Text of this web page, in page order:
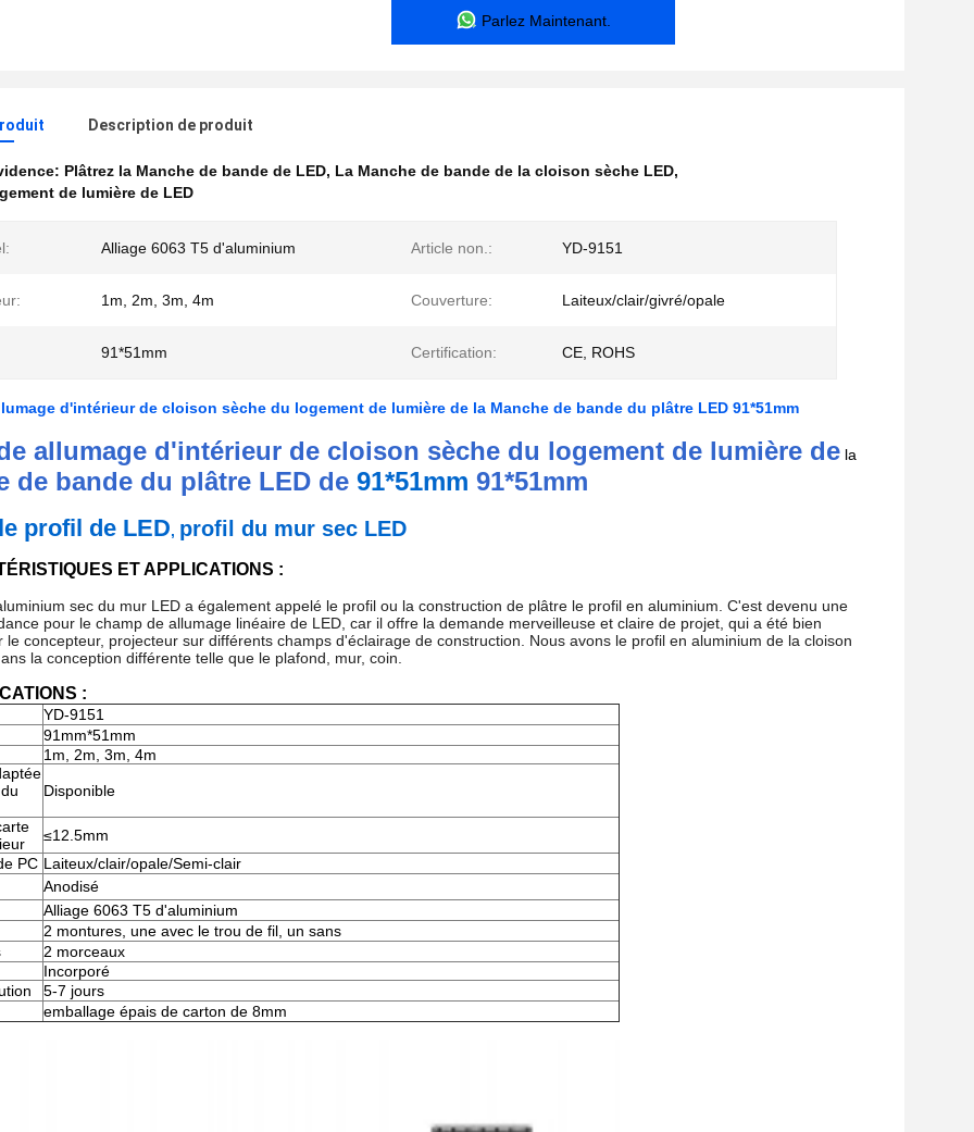
Parlez Maintenant.
Description de produit
Plâtrez la Manche de bande de LED, La Manche de bande de la cloison sèche LED,
de lumière de LED
Alliage 6063 T5 d'aluminium Article non.: YD-9151
1m, 2m, 3m, 4m Couverture: Laiteux/clair/givré/opale
91*51mm Certification: CE, ROHS
d'intérieur de cloison sèche du logement de lumière de la Manche de bande du plâtre LED 91*51mm
allumage d'intérieur de cloison sèche du logement de lumière de la
de bande du plâtre LED de 91*51mm 91*51mm
profil de LED, profil du mur sec LED
ET APPLICATIONS :
sec du mur LED a également appelé le profil ou la construction de plâtre le profil en aluminium. C'est devenu une
pour le champ de allumage linéaire de LED, car il offre la demande merveilleuse et claire de projet, qui a été bien
le concepteur, projecteur sur différents champs d'éclairage de construction. Nous avons le profil en aluminium de la cloison
la conception différente telle que le plafond, mur, coin.
:
YD-9151
91mm*51mm
1m, 2m, 3m, 4m
Disponible
≤12.5mm
PC Laiteux/clair/opale/Semi-clair
Anodisé
Alliage 6063 T5 d'aluminium
2 montures, une avec le trou de fil, un sans
2 morceaux
Incorporé
5-7 jours
emballage épais de carton de 8mm